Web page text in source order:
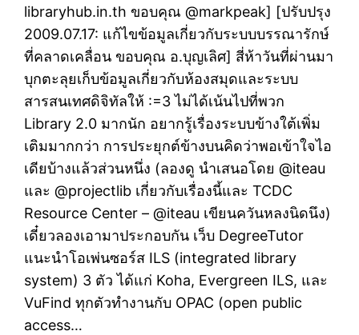
libraryhub.in.th ขอบคุณ @markpeak] [ปรับปรุง
2009.07.17: แก้ไขข้อมูลเกี่ยวกับระบบบรรณารักษ์
ที่คลาดเคลื่อน ขอบคุณ อ.บุญเลิศ] สี่ห้าวันที่ผ่านมา
บุกตะลุยเก็บข้อมูลเกี่ยวกับห้องสมุดและระบบ
สารสนเทศดิจิทัลให้ :=3 ไม่ได้เน้นไปที่พวก
Library 2.0 มากนัก อยากรู้เรื่องระบบข้างใต้เพิ่ม
เติมมากกว่า การประยุกต์ข้างบนคิดว่าพอเข้าใจไอ
เดียบ้างแล้วส่วนหนึ่ง (ลองดู นำเสนอโดย @iteau
และ @projectlib เกี่ยวกับเรื่องนี้และ TCDC
Resource Center – @iteau เขียนควันหลงนิดนึง)
เดี๋ยวลองเอามาประกอบกัน เว็บ DegreeTutor
แนะนำโอเพ่นซอร์ส ILS (integrated library
system) 3 ตัว ได้แก่ Koha, Evergreen ILS, และ
VuFind ทุกตัวทำงานกับ OPAC (open public
access…